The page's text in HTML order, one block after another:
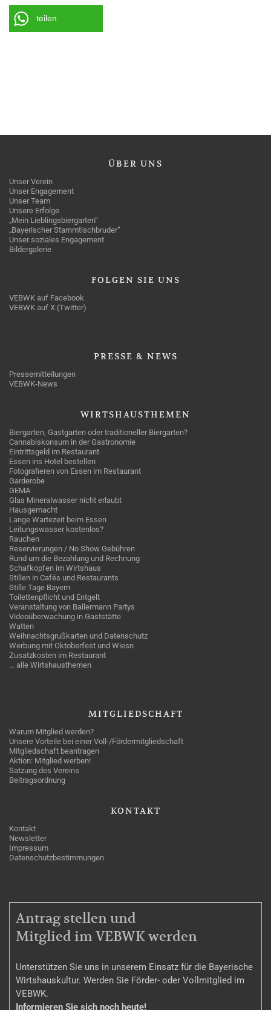
teilen
ÜBER UNS
Unser Verein
Unser Engagement
Unser Team
Unsere Erfolge
„Mein Lieblingsbiergarten“
„Bayerischer Stammtischbruder“
Unser soziales Engagement
Bildergalerie
FOLGEN SIE UNS
VEBWK auf Facebook
VEBWK auf X (Twitter)
PRESSE & NEWS
Pressemitteilungen
VEBWK-News
WIRTSHAUSTHEMEN
Biergarten, Gastgarten oder traditioneller Biergarten?
Cannabiskonsum in der Gastronomie
Eintrittsgeld im Restaurant
Essen ins Hotel bestellen
Fotografieren von Essen im Restaurant
Garderobe
GEMA
Glas Mineralwasser nicht erlaubt
Hausgemacht
Lange Wartezeit beim Essen
Leitungswasser kostenlos?
Rauchen
Reservierungen / No Show Gebühren
Rund um die Bezahlung und Rechnung
Schafkopfen im Wirtshaus
Stillen in Cafés und Restaurants
Stille Tage Bayern
Toilettenpflicht und Entgelt
Veranstaltung von Ballermann Partys
Videoüberwachung in Gaststätte
Watten
Weihnachtsgrußkarten und Datenschutz
Werbung mit Oktoberfest und Wiesn
Zusatzkosten im Restaurant
… alle Wirtshausthemen
MITGLIEDSCHAFT
Warum Mitglied werden?
Unsere Vorteile bei einer Voll-/Fördermitgliedschaft
Mitgliedschaft beantragen
Aktion: Mitglied werben!
Satzung des Vereins
Beitragsordnung
KONTAKT
Kontakt
Newsletter
Impressum
Datenschutzbestimmungen
MITGLIEDSCHAFT
Antrag stellen und
Mitglied im VEBWK werden
Unterstützen Sie uns in unserem Einsatz für die Bayerische
Wirtshauskultur. Werden Sie Förder- oder Vollmitglied im
VEBWK.
Informieren Sie sich noch heute!